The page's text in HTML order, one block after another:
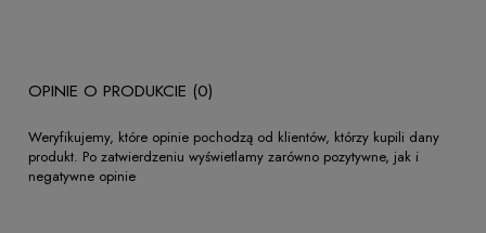
OPINIE O PRODUKCIE (0)
Weryfikujemy, które opinie pochodzą od klientów, którzy kupili dany
produkt. Po zatwierdzeniu wyświetlamy zarówno pozytywne, jak i
negatywne opinie